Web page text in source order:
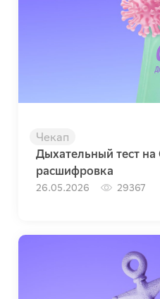
Чекап
Дыхательный тест
расшифровка
26.05.2026 29367